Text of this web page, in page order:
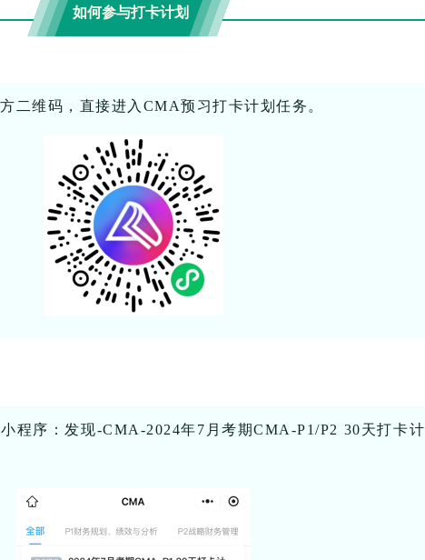
如何参与打卡计划
二维码，直接进入CMA预习打卡计划任务。
程序：发现-CMA-2024年7月考期CMA-P1/P2 30天打卡计